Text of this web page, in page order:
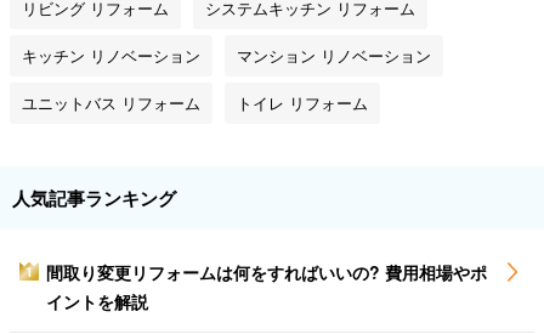
リビング リフォーム システムキッチン リフォーム
キッチン リノベーション マンション リノベーション
ユニットバス リフォーム トイレ リフォーム
人気記事ランキング
1
間取り変更リフォームは何をすればいいの? 費用相場やポ
イントを解説